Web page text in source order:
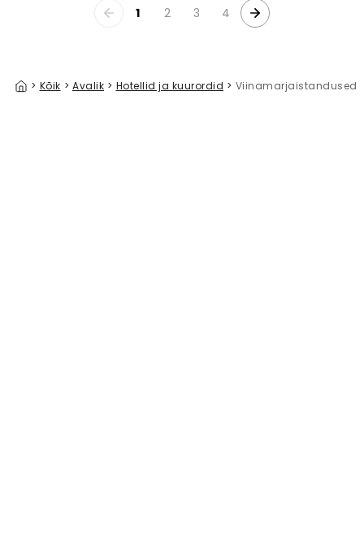
1 2 3 4
> Kõik > Avalik > Hotellid ja kuurordid > Viinamarjaistandused